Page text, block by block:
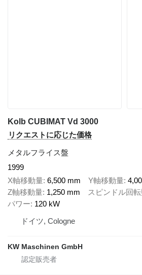
Kolb CUBIMAT Vd 3000
リクエストに応じた価格
メタルフライス盤
1999
X軸移動量 6,500 mm Y軸移動量
Z軸移動量 1,250 mm スピンドル回
パワー 120 kW
ドイツ, Cologne
KW Maschinen GmbH